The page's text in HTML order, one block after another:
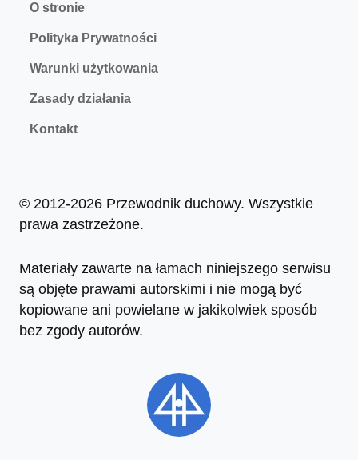
O stronie
Polityka Prywatności
Warunki użytkowania
Zasady działania
Kontakt
© 2012-2026 Przewodnik duchowy. Wszystkie
prawa zastrzeżone.
Materiały zawarte na łamach niniejszego serwisu
są objęte prawami autorskimi i nie mogą być
kopiowane ani powielane w jakikolwiek sposób
bez zgody autorów.